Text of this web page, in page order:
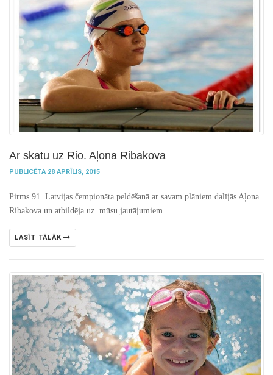
Ar skatu uz Rio. Aļona Ribakova
PUBLICĒTA 28 APRĪLIS, 2015
Pirms 91. Latvijas čempionāta peldēšanā ar savam plāniem dalījās Aļona
Ribakova un atbildēja uz mūsu jautājumiem.
LASĪT TĀLĀK